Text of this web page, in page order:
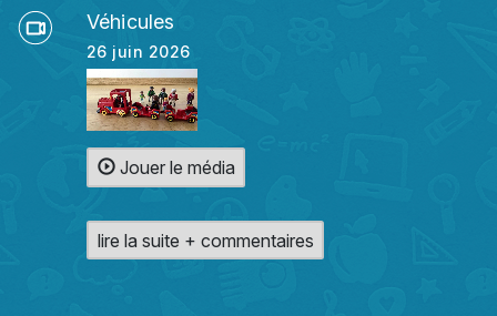
Véhicules
26 juin 2026
Jouer le média
lire la suite + commentaires